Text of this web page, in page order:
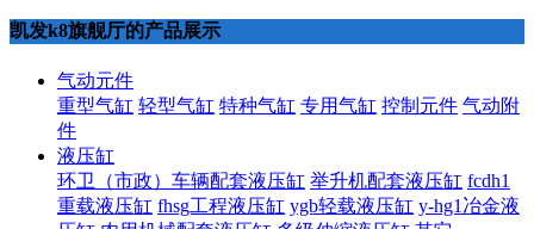
凯发k8旗舰厅的产品展示
气动元件
重型气缸 轻型气缸 特种气缸 专用气缸 控制元件 气动附
件
液压缸
环卫（市政）车辆配套液压缸 举升机配套液压缸 fcdh1
重载液压缸 fhsg工程液压缸 ygb轻载液压缸 y-hg1冶金液